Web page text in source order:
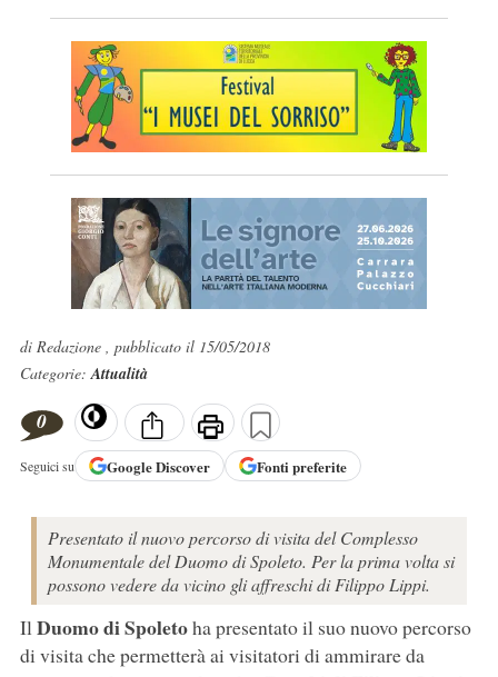
di Redazione , pubblicato il 15/05/2018
Categorie:Attualità
0
Seguici su GoogleDiscover Fonti preferite
Presentato il nuovo percorso di visita del Complesso
Monumentale del Duomo di Spoleto. Per la prima volta si
possono vedere da vicino gli affreschi di Filippo Lippi.
IlDuomo di Spoletoha presentato il suo nuovo percorso
di visita che permetterà ai visitatori di ammirare da